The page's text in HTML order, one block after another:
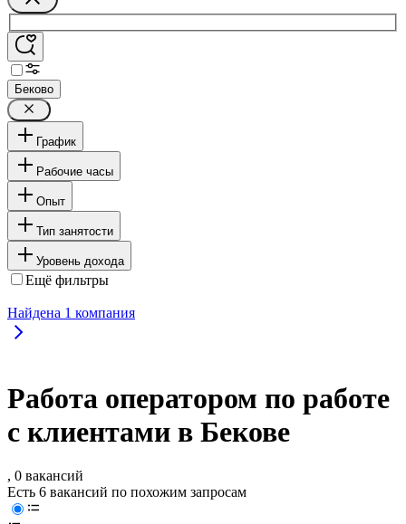
Беково
График
Рабочие часы
Опыт
Тип занятости
Уровень дохода
Ещё фильтры
Найдена 1 компания
Работа оператором по работе
с клиентами в Бекове
, 0 вакансий
Есть 6 вакансий по похожим запросам